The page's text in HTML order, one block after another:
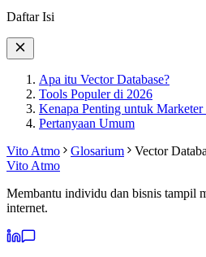
Daftar Isi
Apa itu Vector Database?
Tools Populer di 2026
Kenapa Penting untuk
Pertanyaan Umum
Vito Atmo
Glosarium
Vector
Vito Atmo
Membantu individu dan bisnis tampil
internet.